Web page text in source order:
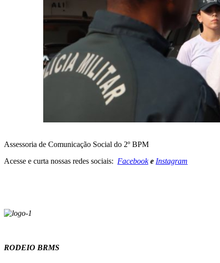
Assessoria de Comunicação Social do 2º BPM
Acesse e curta nossas redes sociais: Facebooke Instagram
RODEIO BRMS